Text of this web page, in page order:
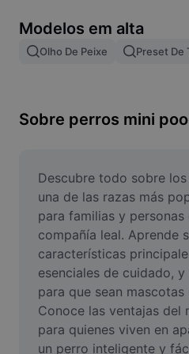
Mesclar imagens
Redimensionar Imagem
Criador de Memes
AI Text Remover
AI People Remover
AI Inpainting
Face Cutout
Modelos em alta
Olho De Peixe Preset De
Sobre perros mini
Descubre todo sobre
una de las razas más
para familias y personas
compañía leal. Aprende
características
esenciales de cuidado,
para que sean
Conoce las ventajas del
para quienes viven en
un perro inteligente y